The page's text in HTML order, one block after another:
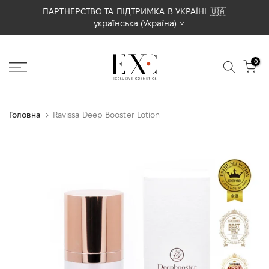
Перейти
вмісту
ПАРТНЕРСТВО ТА ПІДТРИМКА В УКРАЇНІ 🇺🇦
українська (Україна)
0
Головна Ravissa Deep Booster Lotion